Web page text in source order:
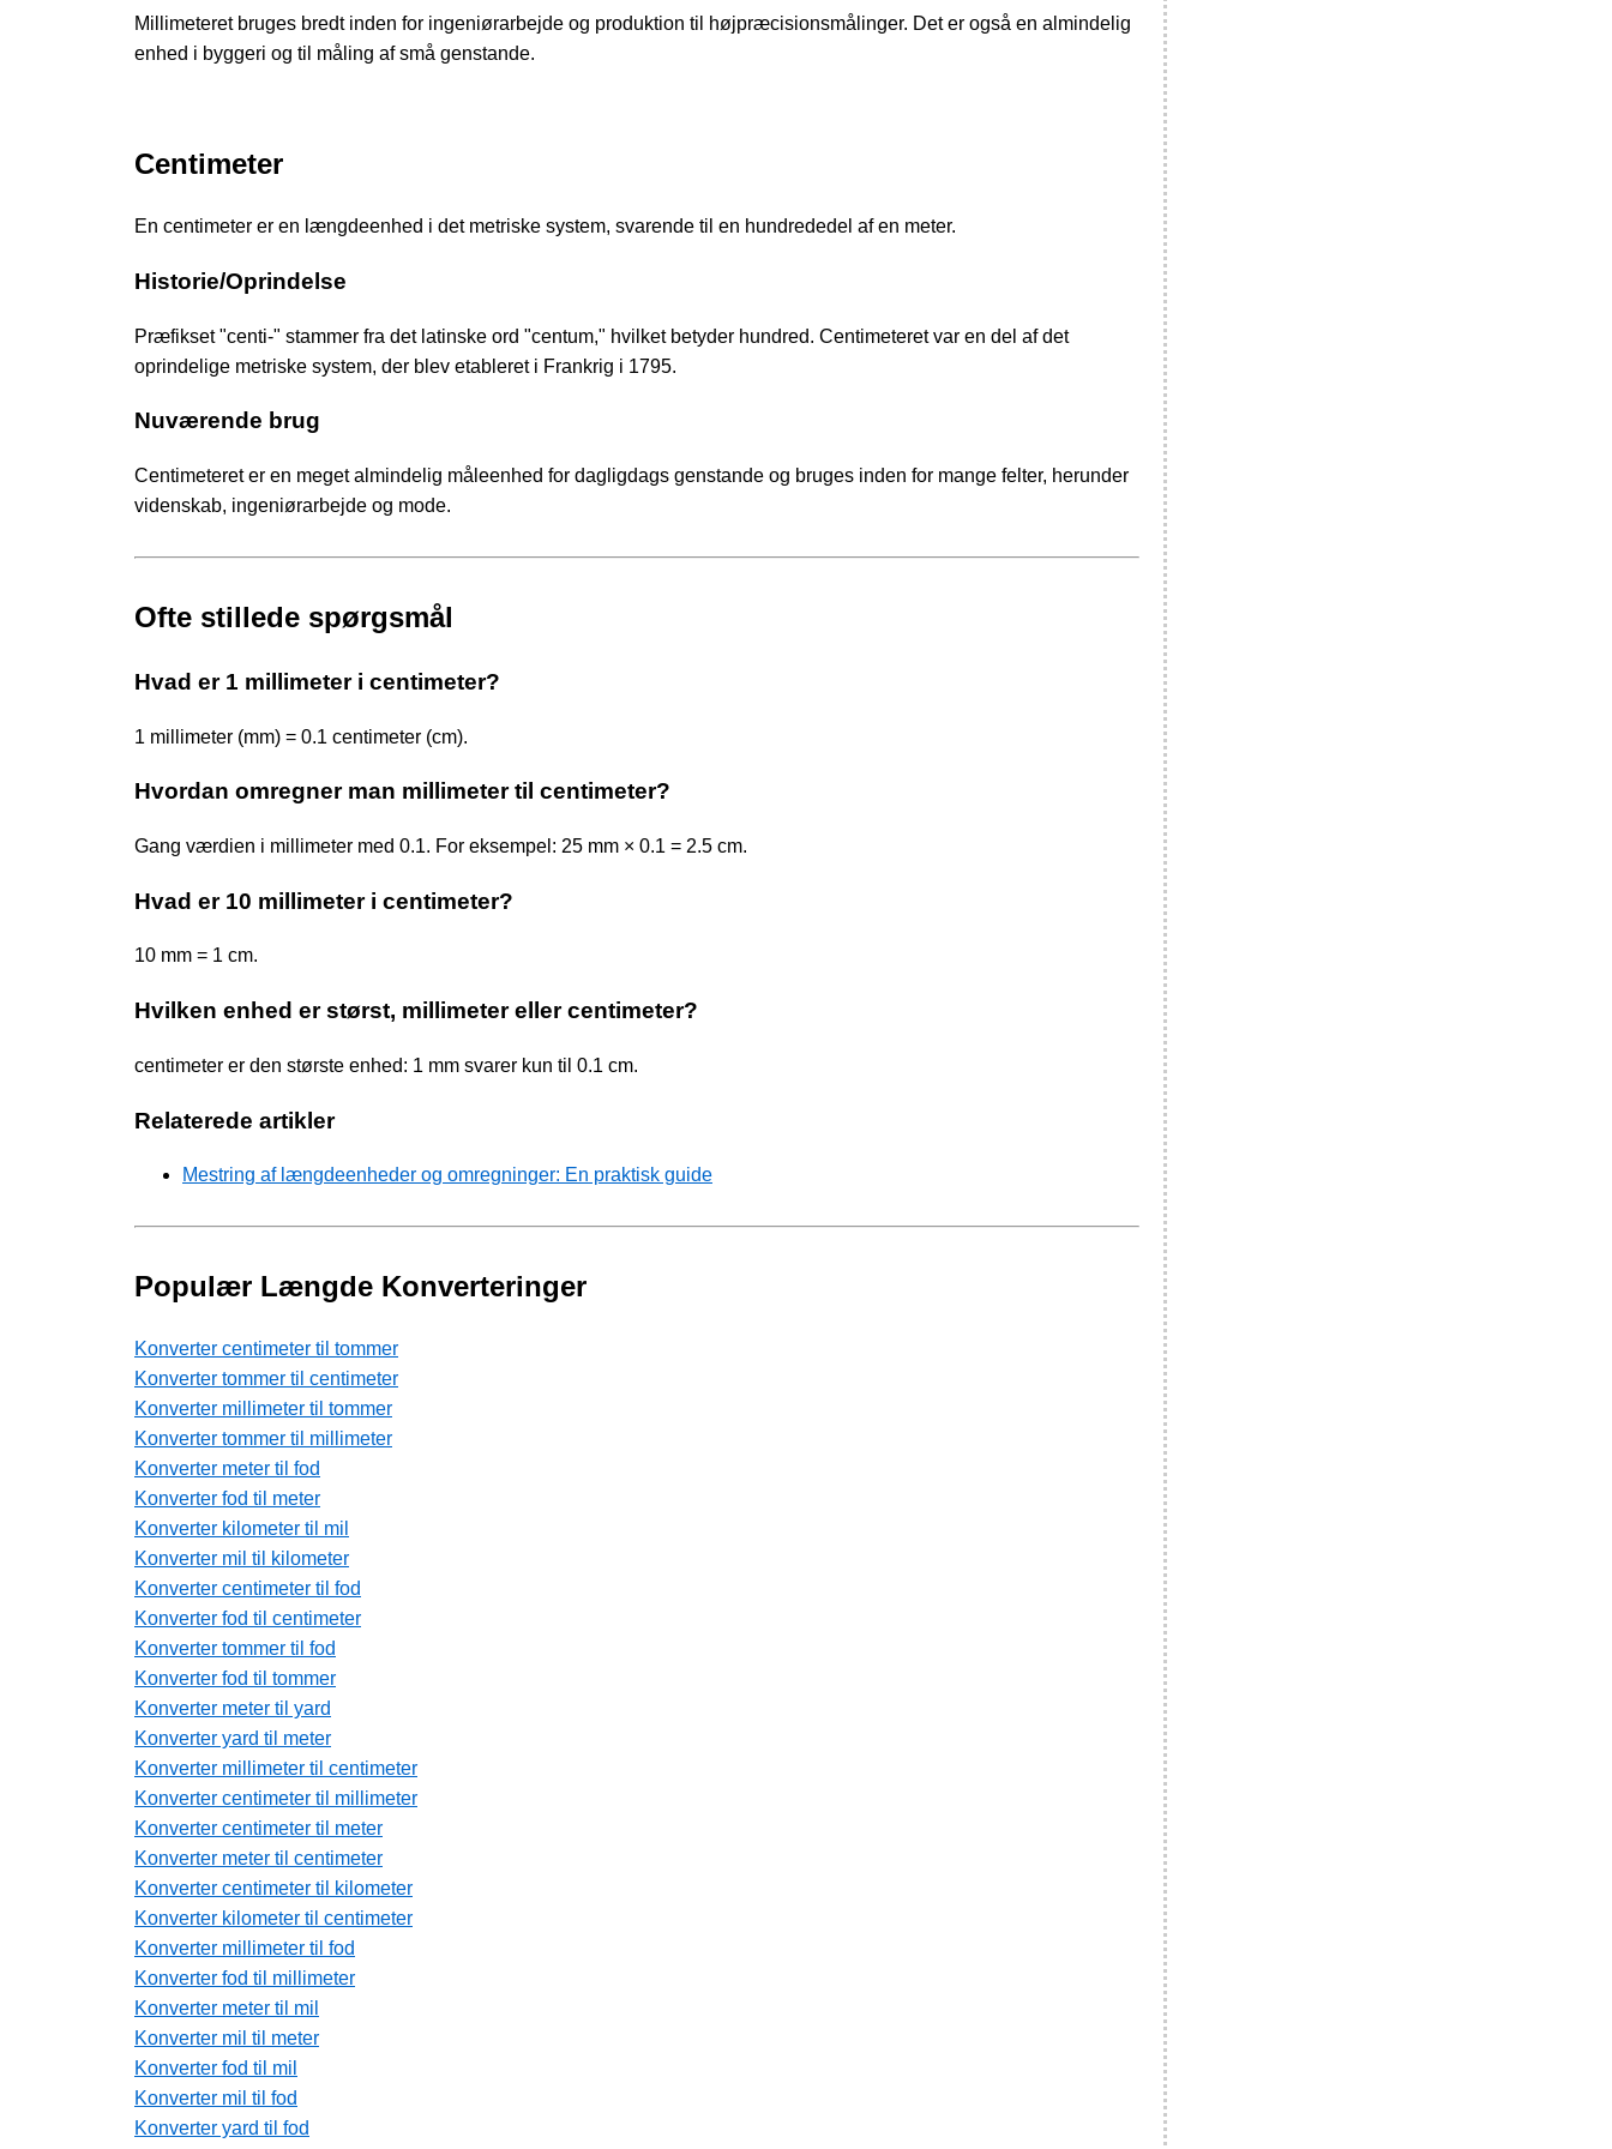
Millimeteret bruges bredt inden for ingeniørarbejde og produktion til højpræcisionsmålinger. Det er også en almindelig
enhed i byggeri og til måling af små genstande.
Centimeter
En centimeter er en længdeenhed i det metriske system, svarende til en hundrededel af en meter.
Historie/Oprindelse
Præfikset "centi-" stammer fra det latinske ord "centum," hvilket betyder hundred. Centimeteret var en del af det
oprindelige metriske system, der blev etableret i Frankrig i 1795.
Nuværende brug
Centimeteret er en meget almindelig måleenhed for dagligdags genstande og bruges inden for mange felter, herunder
videnskab, ingeniørarbejde og mode.
Ofte stillede spørgsmål
Hvad er 1 millimeter i centimeter?
1 millimeter (mm) = 0.1 centimeter (cm).
Hvordan omregner man millimeter til centimeter?
Gang værdien i millimeter med 0.1. For eksempel: 25 mm × 0.1 = 2.5 cm.
Hvad er 10 millimeter i centimeter?
10 mm = 1 cm.
Hvilken enhed er størst, millimeter eller centimeter?
centimeter er den største enhed: 1 mm svarer kun til 0.1 cm.
Relaterede artikler
Mestring af længdeenheder og omregninger: En praktisk guide
Populær Længde Konverteringer
Konverter centimeter til tommer
Konverter tommer til centimeter
Konverter millimeter til tommer
Konverter tommer til millimeter
Konverter meter til fod
Konverter fod til meter
Konverter kilometer til mil
Konverter mil til kilometer
Konverter centimeter til fod
Konverter fod til centimeter
Konverter tommer til fod
Konverter fod til tommer
Konverter meter til yard
Konverter yard til meter
Konverter millimeter til centimeter
Konverter centimeter til millimeter
Konverter centimeter til meter
Konverter meter til centimeter
Konverter centimeter til kilometer
Konverter kilometer til centimeter
Konverter millimeter til fod
Konverter fod til millimeter
Konverter meter til mil
Konverter mil til meter
Konverter fod til mil
Konverter mil til fod
Konverter yard til fod